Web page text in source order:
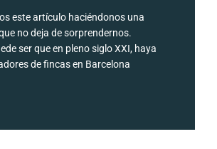
este artículo haciéndonos una
no deja de sorprendernos.
ser que en pleno siglo XXI, haya
de fincas en Barcelona